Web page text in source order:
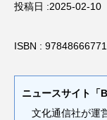
投稿日 :2025-02-10
ISBN :
ニュースサイト「
文化通信社が運